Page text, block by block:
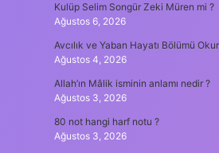
Kulüp Selim Songür Zeki Müren mi ?
Ağustos 6, 2026
Avcılık ve Yaban Hayatı Bölümü
Ağustos 4, 2026
Allah’ın Mâlik isminin anlamı nedir ?
Ağustos 3, 2026
80 not hangi harf notu ?
Ağustos 3, 2026